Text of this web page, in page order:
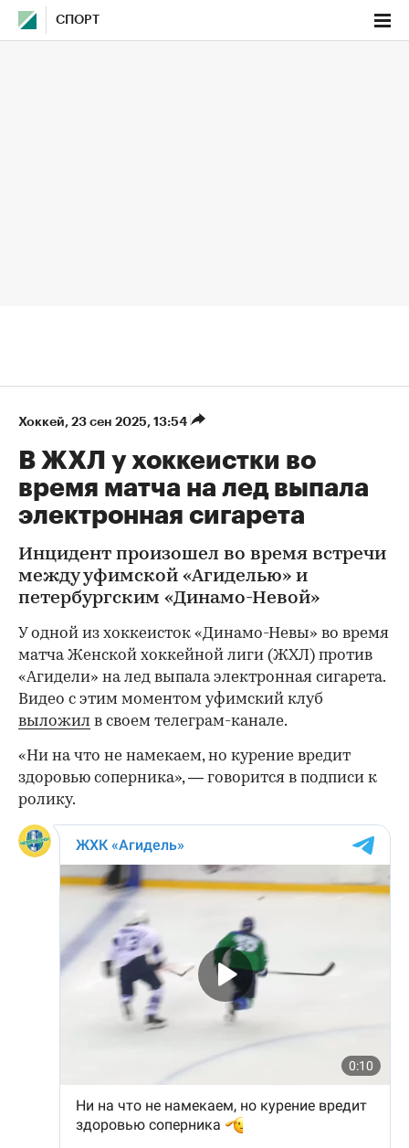
СПОРТ
Хоккей⁠, 23 сен 2025, 13:54
В ЖХЛ у хоккеистки во
время матча на лед выпала
электронная сигарета
Инцидент произошел во время встречи
между уфимской «Агиделью» и
петербургским «Динамо-Невой»
У одной из хоккеисток «Динамо-Невы» во время
матча Женской хоккейной лиги (ЖХЛ) против
«Агидели» на лед выпала электронная сигарета.
Видео с этим моментом уфимский клуб
выложил в своем телеграм-канале.
«Ни на что не намекаем, но курение вредит
здоровью соперника», — говорится в подписи к
ролику.